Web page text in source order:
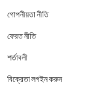
গোপনীয়তা নীতি
ফেরত নীতি
শর্তাবলী
বিক্রেতা লগইন করুন